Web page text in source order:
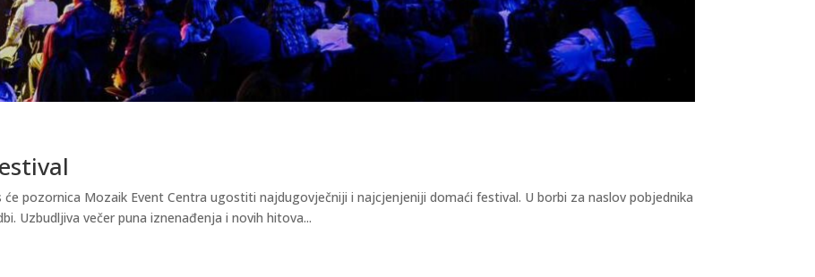
će pozornica Mozaik Event Centra ugostiti najdugovječniji i najcjenjeniji domaći festival. U borbi za naslov pobjednika
Uzbudljiva večer puna iznenađenja i novih hitova...